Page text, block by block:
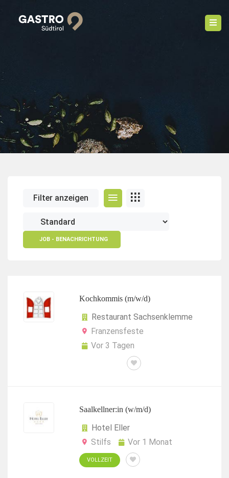
Filter anzeigen
JOB - BENACHRICHTUNG
Kochkommis (m/w/d)
Restaurant Sachsenklemme
Franzensfeste
Vor 3 Tagen
Saalkellner:in (w/m/d)
Hotel Eller
Stilfs
Vor 1 Monat
VOLLZEIT